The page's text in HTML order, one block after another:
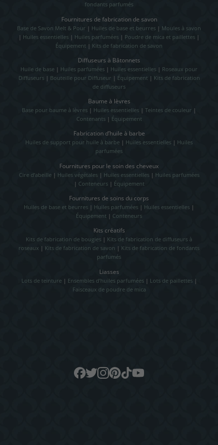
fondants parfumés
Fournitures de fabrication de savon
Base de Savon Melt & Pour | Huiles de base et beurres | Moules à savon
| Huiles essentielles | Huiles parfumées | Poudre de mica et paillettes |
Équipement | Kits de fabrication de savon
Diffuseurs à Bâtonnets
Huile de base | Huiles parfumées | Huiles essentielles | Roseaux pour
Diffuseurs| Bouteille pour Diffuseur | Équipement| Kits de fabrication
de diffuseurs
Baume à lèvres
Base pour baume à lèvres | Huiles essentielles | Teintes de couleur |
Contenants| Équipement
Fabrication d’huile à barbe
Huiles de support pour huile à barbe | Huiles essentielles | Huiles
parfumées
Fournitures pour le soin des cheveux
Cire d’abeille| Huiles végétales| Huiles essentielles| Huiles parfumées
| Conteneurs| Équipement
Fournitures de soins du corps
Huiles de base et beurres | Huiles parfumées | Huiles essentielles |
Équipement | Conteneurs
Kits créatifs
Kits de fabrication de bougies | Kits de fabrication de diffuseurs à
roseaux | Kits de fabrication de savon | Kits de fabrication de fondants
parfumés
Liasses
Lots de teinture| Ensembles d’huiles parfumées| Lots de paillettes|
Faisceaux de poudre de mica